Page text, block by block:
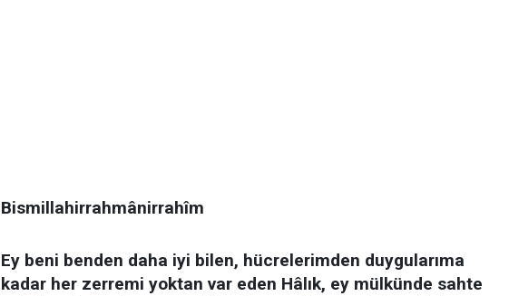
Bismillahirrahmânirrahîm
​Ey beni benden daha iyi bilen, hücrelerimden duygularıma
kadar her zerremi yoktan var eden Hâlık, ey mülkünde sahte